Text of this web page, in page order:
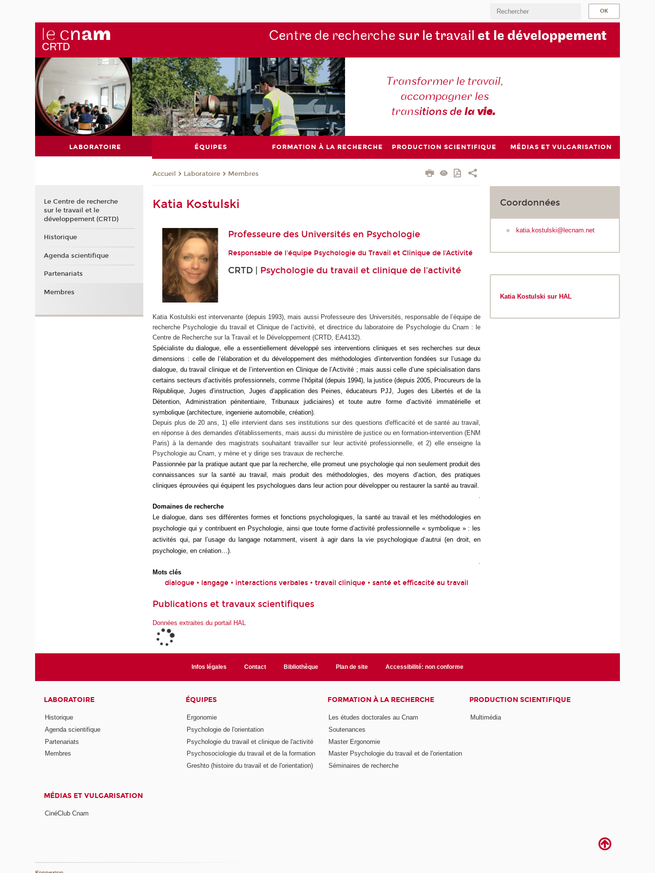
Centre de recherche sur le travail et le développement
Transformer le travail,
accompagner les
transitions de lavie.
LABORATOIRE ÉQUIPES FORMATION À LA RECHERCHE PRODUCTION SCIENTIFIQUE MÉDIAS ET VULGARISATION
Accueil Laboratoire Membres
Katia Kostulski
Professeure des Universités en Psychologie
Responsable de l'équipe Psychologie du Travail et Clinique de l'Activité
CRTD | Psychologie du travail et clinique de l'activité
Katia Kostulski est intervenante (depuis 1993), mais aussi Professeure des Universités, responsable de l’équipe de
recherche Psychologie du travail et Clinique de l’activité, et directrice du laboratoire de Psychologie du Cnam : le
Centre de Recherche sur la Travail et le Développement (CRTD, EA4132).
Spécialiste du dialogue, elle a essentiellement développé ses interventions cliniques et ses recherches sur deux
dimensions : celle de l’élaboration et du développement des méthodologies d’intervention fondées sur l’usage du
dialogue, du travail clinique et de l’intervention en Clinique de l’Activité ; mais aussi celle d’une spécialisation dans
certains secteurs d’activités professionnels, comme l’hôpital (depuis 1994), la justice (depuis 2005, Procureurs de la
République, Juges d’instruction, Juges d’application des Peines, éducateurs PJJ, Juges des Libertés et de la
Détention, Administration pénitentiaire, Tribunaux judiciaires) et toute autre forme d’activité immatérielle et
symbolique (architecture, ingenierie automobile, création).
Depuis plus de 20 ans, 1) elle intervient dans ses institutions sur des questions d'efficacité et de santé au travail,
en réponse à des demandes d'établissements, mais aussi du ministère de justice ou en formation-intervention (ENM
Paris) à la demande des magistrats souhaitant travailler sur leur activité professionnelle, et 2) elle enseigne la
Psychologie au Cnam, y mène et y dirige ses travaux de recherche.
Passionnée par la pratique autant que par la recherche, elle promeut une psychologie qui non seulement produit des
connaissances sur la santé au travail, mais produit des méthodologies, des moyens d’action, des pratiques
cliniques éprouvées qui équipent les psychologues dans leur action pour développer ou restaurer la santé au travail.
.
Domaines de recherche
Le dialogue, dans ses différentes formes et fonctions psychologiques, la santé au travail et les méthodologies en
psychologie qui y contribuent en Psychologie, ainsi que toute forme d’activité professionnelle « symbolique » : les
activités qui, par l’usage du langage notamment, visent à agir dans la vie psychologique d’autrui (en droit, en
psychologie, en création…).
.
Mots clés
dialogue • langage • interactions verbales • travail clinique • santé et efficacité au travail
Publications et travaux scientifiques
Données extraites du portail HAL
Coordonnées
katia.kostulski@lecnam.net
Katia Kostulski sur HAL
Le Centre de recherche
sur le travail et le
développement (CRTD)
Historique
Agenda scientifique
Partenariats
Membres
Infos légales Contact Bibliothèque Plan de site Accessibilité: non conforme
LABORATOIRE
Historique
Agenda scientifique
Partenariats
Membres
ÉQUIPES
Ergonomie
Psychologie de l'orientation
Psychologie du travail et clinique de l'activité
Psychosociologie du travail et de la formation
Greshto (histoire du travail et de l'orientation)
FORMATION À LA RECHERCHE
Les études doctorales au Cnam
Soutenances
Master Ergonomie
Master Psychologie du travail et de l'orientation
Séminaires de recherche
PRODUCTION SCIENTIFIQUE
Multimédia
MÉDIAS ET VULGARISATION
CinéClub Cnam